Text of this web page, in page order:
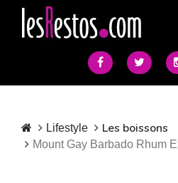
Lifestyle Les boissons
Mount Gay Barbado Rhum